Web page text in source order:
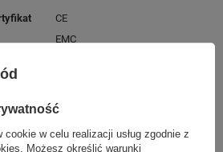
CE
EMC
E
w celu realizacji usług zgodnie z
. Możesz określić warunki